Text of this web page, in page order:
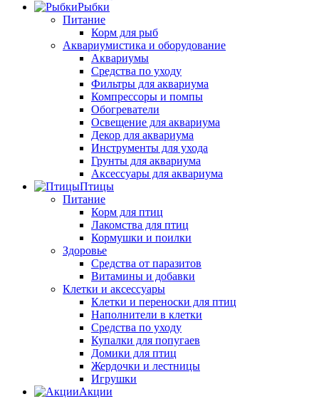
Рыбки
Питание
Корм для рыб
Аквариумистика и оборудование
Аквариумы
Средства по уходу
Фильтры для аквариума
Компрессоры и помпы
Обогреватели
Освещение для аквариума
Декор для аквариума
Инструменты для ухода
Грунты для аквариума
Аксессуары для аквариума
Птицы
Питание
Корм для птиц
Лакомства для птиц
Кормушки и поилки
Здоровье
Средства от паразитов
Витамины и добавки
Клетки и аксессуары
Клетки и переноски для птиц
Наполнители в клетки
Средства по уходу
Купалки для попугаев
Домики для птиц
Жердочки и лестницы
Игрушки
Акции